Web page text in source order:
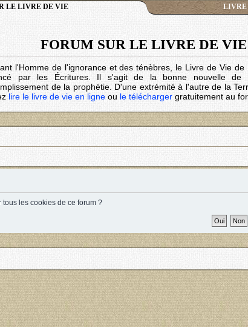
LE LIVRE DE VIE LIVRE
FORUM SUR LE LIVRE DE
l'Homme de l'ignorance et des ténèbres, le Livre de Vie
par les Écritures. Il s'agit de la bonne nouvelle
de la prophétie. D'une extrémité à l'autre de la
lire le livre de vie en ligne ou le télécharger gratuitement au
les cookies de ce forum ?